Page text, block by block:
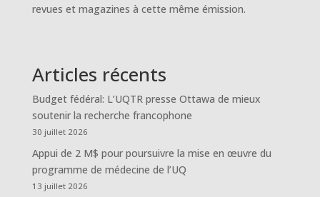
revues et magazines à cette même émission.
Articles récents
Budget fédéral: L’UQTR presse Ottawa de mieux
soutenir la recherche francophone
30 juillet 2026
Appui de 2 M$ pour poursuivre la mise en œuvre du
programme de médecine de l’UQ
13 juillet 2026